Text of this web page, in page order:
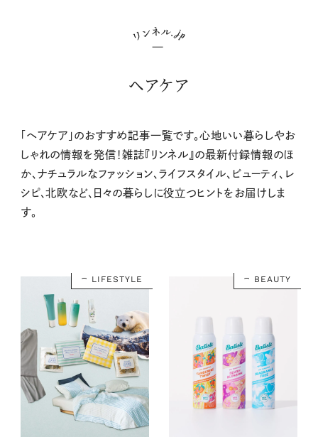
ヘアケア
「ヘアケア」のおすすめ記事一覧です。心地いい暮らしやお
しゃれの情報を発信！雑誌『リンネル』の最新付録情報のほ
か、ナチュラルなファッション、ライフスタイル、ビューティ、レ
シピ、北欧など、日々の暮らしに役立つヒントをお届けしま
す。
LIFESTYLE BEAUTY